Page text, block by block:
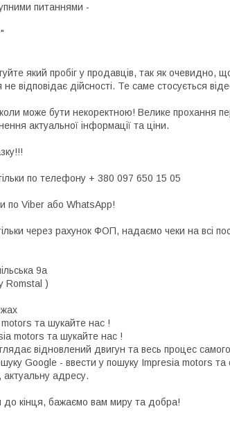
питаннями -
який пробіг у продавців, так як очевидно,
відповідає дійсності. Те саме стосується
може бути некоректною! Велике прохання
актуальної інформації та ціни.
по телефону + 380 097 650 15 05
по Viber або WhatsApp!
через рахунок ФОП, надаємо чеки на всі
9а
Romstal )
та шукайте нас !
motors та шукайте нас !
відновлений двигун та весь процес
Google - ввести у пошуку Impresia motors
актуальну адресу.
кінця, бажаємо вам миру та добра!